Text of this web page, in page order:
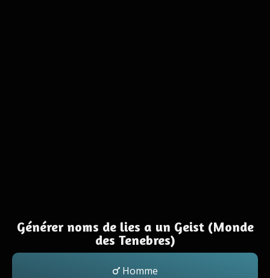
Générer noms de lies a un Geist (Monde
des Tenebres)
Homme